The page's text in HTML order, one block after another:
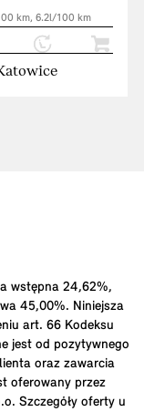
km, 6.2l/100 km
wstępna 24,62%,
45,00%. Niniejsza
art. 66 Kodeksu
jest od pozytywnego
oraz zawarcia
oferowany przez
Szczegóły oferty u